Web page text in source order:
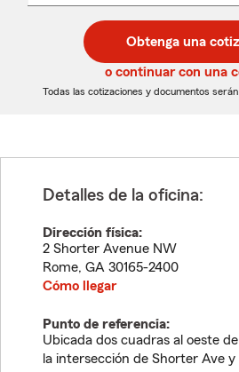
desplegable
de
5
dígitos
de
5
dígitos
Obtenga una
o continuar con una
Todas las cotizaciones y documentos
Detalles de la oficina:
Dirección física:
2 Shorter Avenue NW
Rome, GA 30165-2400
Cómo llegar
Punto de referencia:
Ubicada dos cuadras al oeste
la intersección de Shorter Ave y